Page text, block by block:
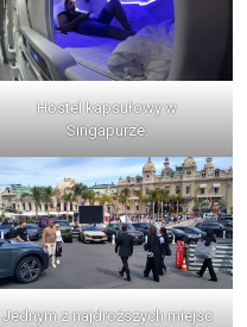
Hostel kapsułowy w
Singapurze.
Jednym z najdroższych miejsc